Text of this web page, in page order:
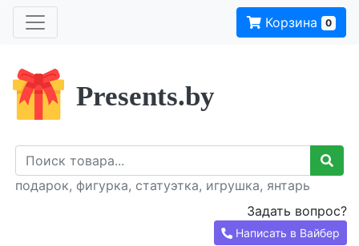
Корзина 0
Presents.by
подарок, фигурка, статуэтка, игрушка, янтарь
Задать вопрос?
Написать в Вайбер